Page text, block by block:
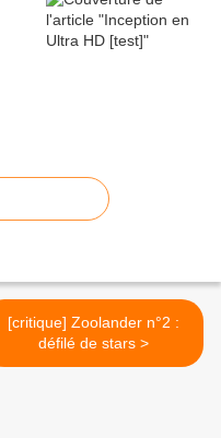
[critique] Zoolander n°2 :
défilé de stars >